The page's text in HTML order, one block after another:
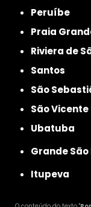
Peruíbe
Praia
Riviera de
Santos
São
São Vicente
Ubatuba
Grande
Itupeva